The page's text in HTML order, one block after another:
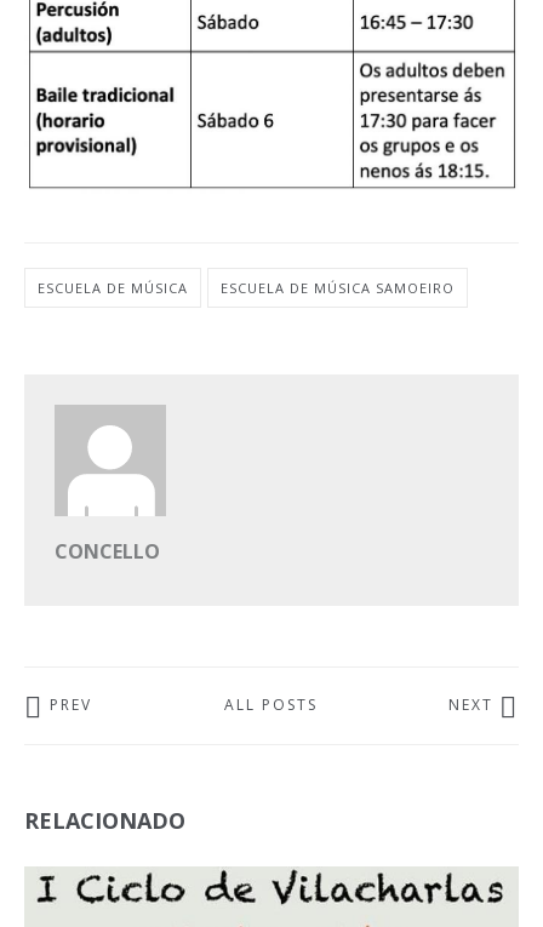
ESCUELA DE MÚSICA ESCUELA DE MÚSICA SAMOEIRO
CONCELLO
PREV ALL POSTS NEXT
RELACIONADO